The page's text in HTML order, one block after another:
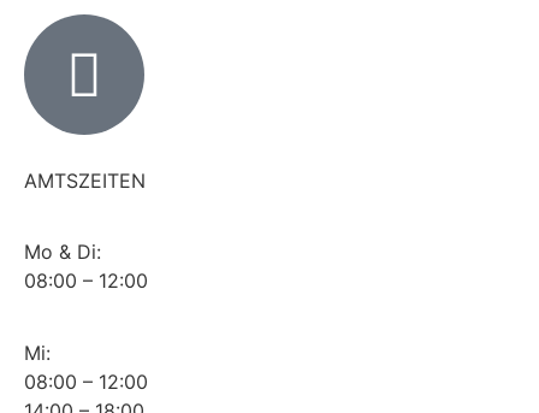
AMTSZEITEN
Mo & Di:
08:00 – 12:00
Mi:
08:00 – 12:00